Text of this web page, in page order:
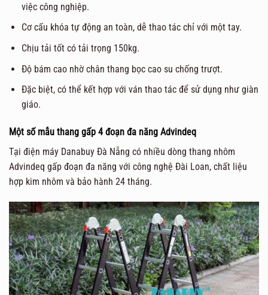
việc công nghiệp.
Cơ cấu khóa tự động an toàn, dễ thao tác chỉ với một tay.
Chịu tải tốt có tải trọng 150kg.
Độ bám cao nhờ chân thang bọc cao su chống trượt.
Đặc biệt, có thể kết hợp với ván thao tác để sử dụng như giàn
giáo.
Một số mẫu thang gấp 4 đoạn đa năng Advindeq
Tại điện máy Danabuy Đà Nẵng có nhiều dòng thang nhôm
Advindeq gấp đoạn đa năng với công nghệ Đài Loan, chất liệu
hợp kim nhôm và bảo hành 24 tháng.